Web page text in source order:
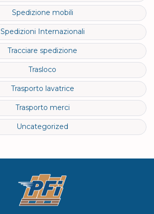
Spedizione mobili
Spedizioni Internazionali
Tracciare spedizione
Trasloco
Trasporto lavatrice
Trasporto merci
Uncategorized